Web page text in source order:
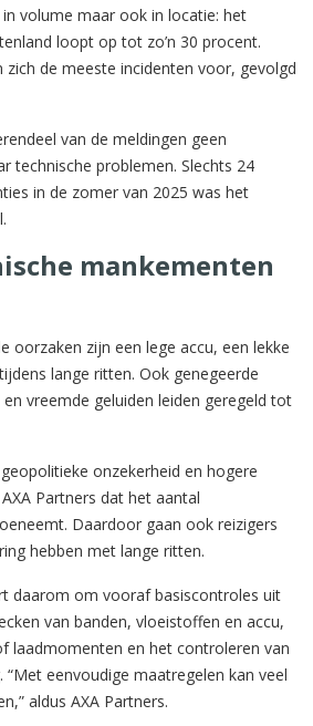
volume maar ook in locatie: het
loopt op tot zo’n 30 procent.
zich de meeste incidenten voor, gevolgd
van de meldingen geen
technische problemen. Slechts 24
in de zomer van 2025 was het
mankementen
oorzaken zijn een lege accu, een lekke
lange ritten. Ook genegeerde
vreemde geluiden leiden geregeld tot
onzekerheid en hogere
Partners dat het aantal
Daardoor gaan ook reizigers
hebben met lange ritten.
daarom om vooraf basiscontroles uit
van banden, vloeistoffen en accu,
laadmomenten en het controleren van
“Met eenvoudige maatregelen kan veel
aldus AXA Partners.